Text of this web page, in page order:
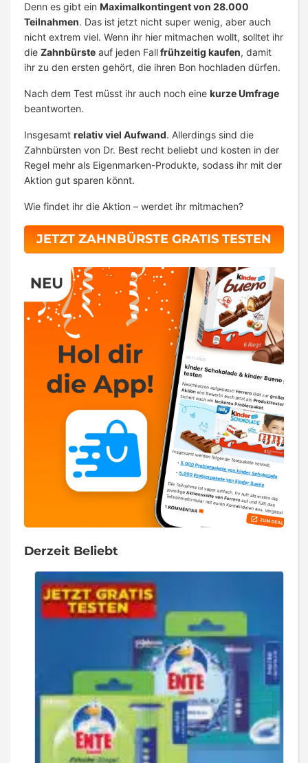
Denn es gibt ein Maximalkontingent von 28.000
Teilnahmen. Das ist jetzt nicht super wenig, aber auch
nicht extrem viel. Wenn ihr hier mitmachen wollt, solltet ihr
die Zahnbürste auf jeden Fallfrühzeitig kaufen, damit
ihr zu den ersten gehört, die ihren Bon hochladen dürfen.
Nach dem Test müsst ihr auch noch eine kurze Umfrage
beantworten.
Insgesamt relativ viel Aufwand. Allerdings sind die
Zahnbürsten von Dr. Best recht beliebt und kosten in der
Regel mehr als Eigenmarken-Produkte, sodass ihr mit der
Aktion gut sparen könnt.
Wie findet ihr die Aktion – werdet ihr mitmachen?
JETZT ZAHNBÜRSTE GRATIS TESTEN
Derzeit Beliebt